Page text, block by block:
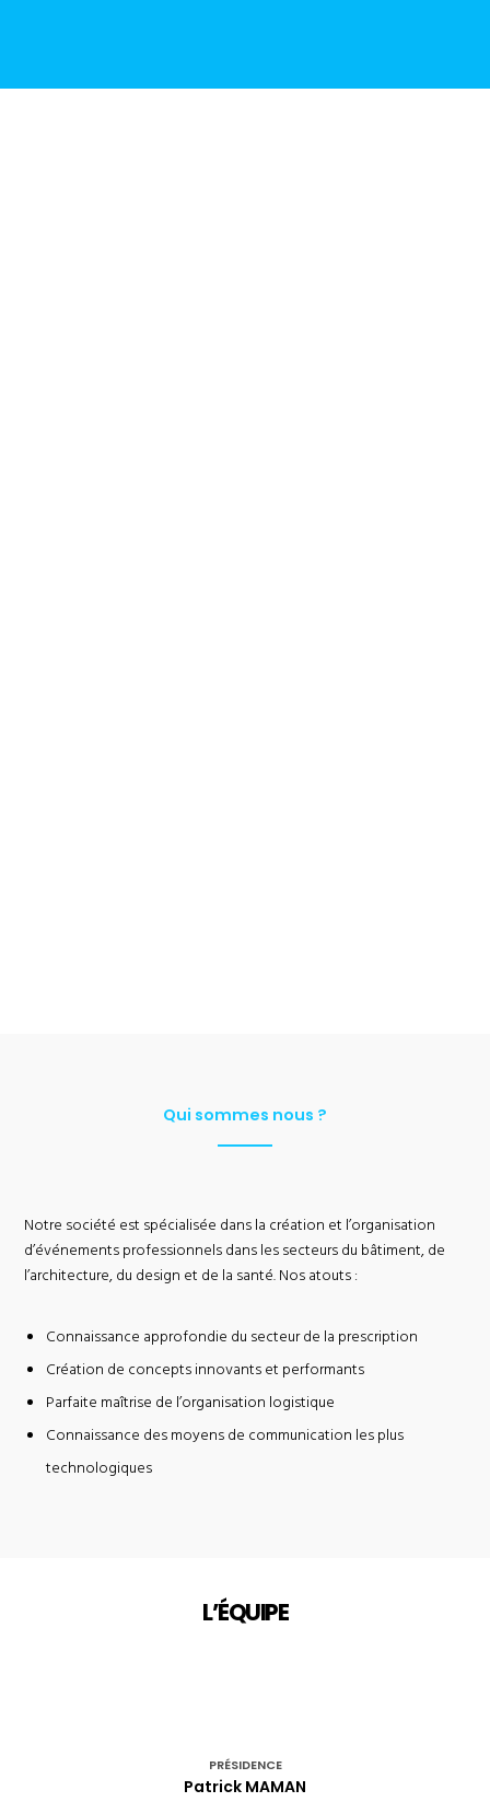
Qui sommes nous ?
Notre société est spécialisée dans la création et l’organisation
d’événements professionnels dans les secteurs du bâtiment, de
l’architecture, du design et de la santé. Nos atouts :
Connaissance approfondie du secteur de la prescription
Création de concepts innovants et performants
Parfaite maîtrise de l’organisation logistique
Connaissance des moyens de communication les plus
technologiques
L’ÉQUIPE
PRÉSIDENCE
Patrick MAMAN